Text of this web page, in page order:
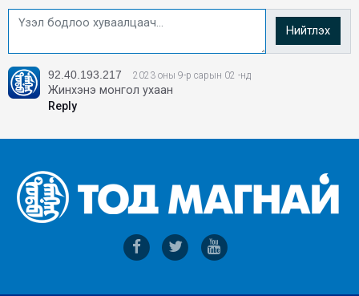
Нийтлэх
92.40.193.217 2023 оны 9-р сарын 02 -нд
Жинхэнэ монгол ухаан
Reply